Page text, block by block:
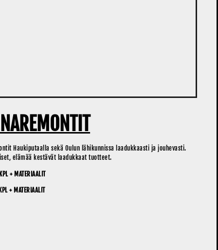
Haukiputaalla sekä Oulun lähikunnissa laadukkaasti ja jouhevasti.
elämää kestävät laadukkaat tuotteet.
+ MATERIAALIT
+ MATERIAALIT